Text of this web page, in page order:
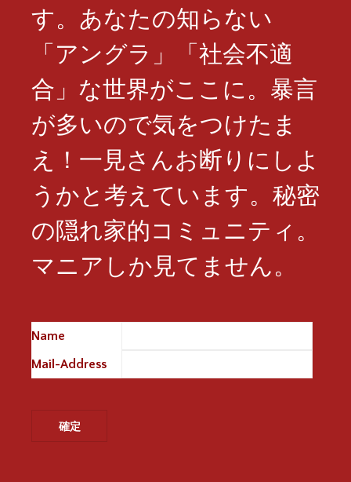
す。あなたの知らない
「アングラ」「社会不適
合」な世界がここに。暴言
が多いので気をつけたま
え！一見さんお断りにしよ
うかと考えています。秘密
の隠れ家的コミュニティ。
マニアしか見てません。
Name
Mail-Address